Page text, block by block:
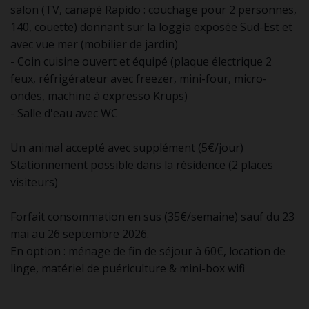
salon (TV, canapé Rapido : couchage pour 2 personnes,
140, couette) donnant sur la loggia exposée Sud-Est et
avec vue mer (mobilier de jardin)
- Coin cuisine ouvert et équipé (plaque électrique 2
feux, réfrigérateur avec freezer, mini-four, micro-
ondes, machine à expresso Krups)
- Salle d'eau avec WC
Un animal accepté avec supplément (5€/jour)
Stationnement possible dans la résidence (2 places
visiteurs)
Forfait consommation en sus (35€/semaine) sauf du 23
mai au 26 septembre 2026.
En option : ménage de fin de séjour à 60€, location de
linge, matériel de puériculture & mini-box wifi